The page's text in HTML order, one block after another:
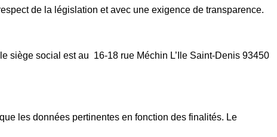
de la législation et avec une exigence de transparence.
siège social est au 16-18 rue Méchin L’Ile Saint-Denis 93450
les données pertinentes en fonction des finalités. Le